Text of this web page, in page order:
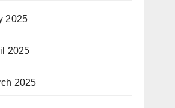
2025
2025
2025